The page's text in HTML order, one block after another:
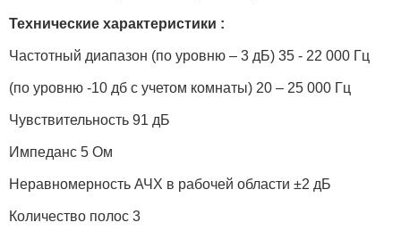
Технические характеристики :
Частотный диапазон (по уровню – 3 дБ) 35 - 22 000 Гц
(по уровню -10 дб с учетом комнаты) 20 – 25 000 Гц
Чувствительность 91 дБ
Импеданс 5 Ом
Неравномерность АЧХ в рабочей области ±2 дБ
Количество полос 3